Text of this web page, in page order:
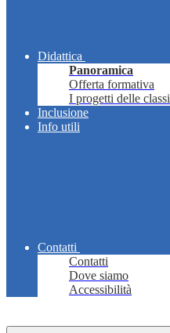
Didattica
Panoramica
Offerta formativa
I progetti delle classi
Inclusione
Info utili
Contatti
Contatti
Dove siamo
Accessibilità